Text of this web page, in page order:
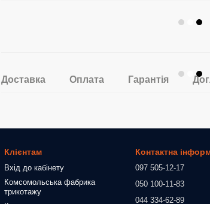
Доставка Оплата Гарантія
Клієнтам
Вхід до кабінету
Комсомольська фабрика
трикотажу
Контактна
097 505-12-17
050 100-11-83
044 334-62-89